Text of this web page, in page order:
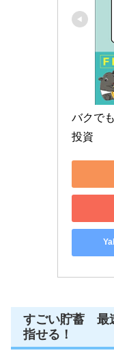
バクで
投資
すごい貯蓄 最
指せる！